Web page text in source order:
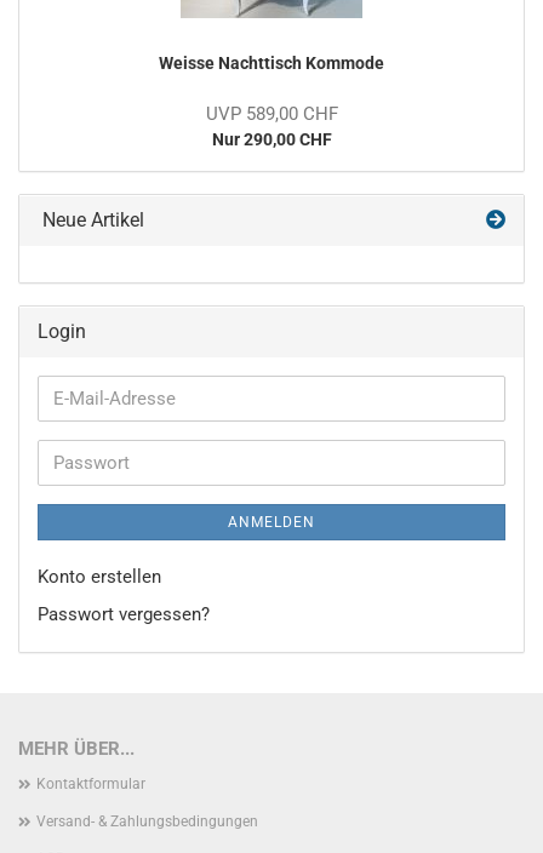
Weisse Nachttisch Kommode
UVP 589,00 CHF
Nur 290,00 CHF
Neue Artikel
Login
E-
Mail-
Passwort
ANMELDEN
Konto erstellen
Passwort vergessen?
MEHR ÜBER...
Kontaktformular
Versand- & Zahlungsbedingungen